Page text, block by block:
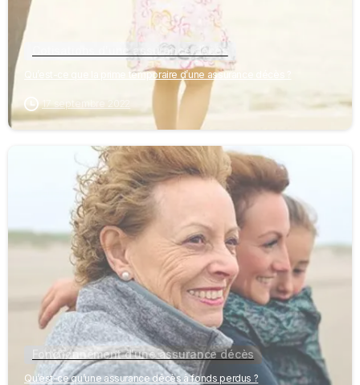
Cotisations d'une assurance décès
Qu’est-ce que la prime temporaire d’une assurance décès ?
17 septembre 2022
Fonctionnement d'une assurance décès
Qu’est-ce qu’une assurance décès à fonds perdus ?